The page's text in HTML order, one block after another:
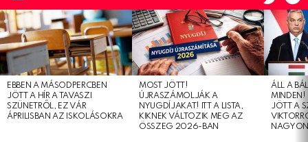
SKIN
LATEST
STORIES
EBBEN A MÁSODPERCBEN
JÖTT A HÍR A TAVASZI
SZÜNETRŐL, EZ VÁR
ÁPRILISBAN AZ ISKOLÁSOKRA
MOST JÖTT!
ÚJRASZÁMOLJÁK A
NYUGDÍJAKAT! ITT A LISTA,
KIKNEK VÁLTOZIK MEG AZ
ÖSSZEG 2026-BAN
ÁLL A
MINDEN!
JÖTT A